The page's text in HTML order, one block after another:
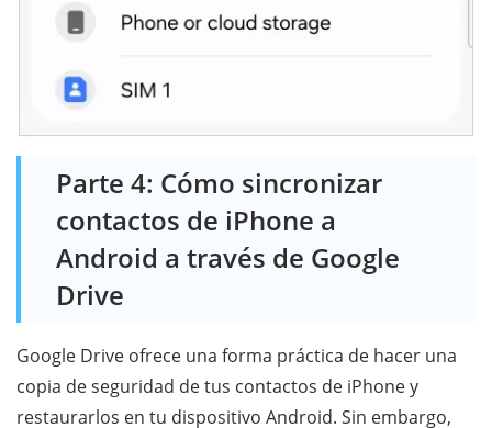
Parte 4: Cómo sincronizar
contactos de iPhone a
Android a través de Google
Drive
Google Drive ofrece una forma práctica de hacer una
copia de seguridad de tus contactos de iPhone y
restaurarlos en tu dispositivo Android. Sin embargo,